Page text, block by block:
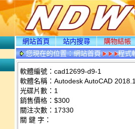
網站首頁 站内搜尋 購物結帳
您現在的位置：網站首頁 程式
軟體編號：cad12699-d9-1
軟體名稱：Autodesk AutoCAD
光碟片數：1
銷售價格：$300
關注次數： 17330
關 鍵 字：